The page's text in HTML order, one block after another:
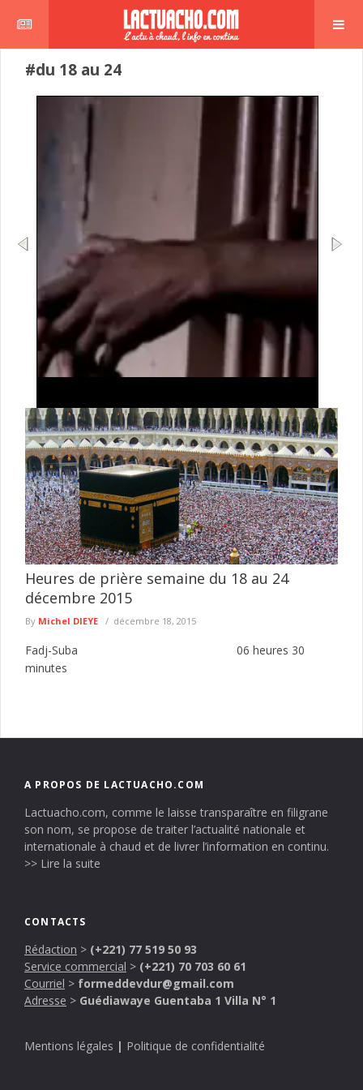
#du 18 au 24
Le Commissariat d’arrondissement de Jaxaay a annoncé le
défèrement au parquet d’un individu mis en cause dans une
affaire de ...
lire plus
Heures de prière semaine du 18 au 24
décembre 2015
By Michel DIEYE décembre 18, 2015
Fadj-Suba 06 heures 30
minutes
A PROPOS DE LACTUACHO.COM
Lactuacho.com, comme le laisse transparaître en filigrane
son nom, se propose de traiter l’actualité nationale et
internationale à chaud et de livrer l’information en continu.
>> Lire la suite
CONTACTS
Rédaction > (+221) 77 519 50 93
Service commercial > (+221) 70 703 60 61
Courriel > formeddevdur@gmail.com
Adresse > Guédiawaye Guentaba 1 Villa N° 1
Mentions légales | Politique de confidentialité